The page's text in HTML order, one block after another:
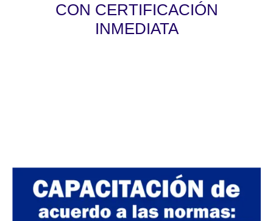
CON CERTIFICACIÓN
INMEDIATA